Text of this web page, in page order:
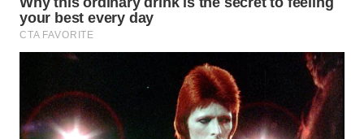
PAKPAK
WN
WN
BEKASI